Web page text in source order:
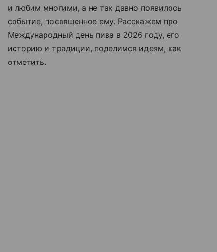
и любим многими, а не так давно появилось
событие, посвященное ему. Расскажем про
Международный день пива в 2026 году, его
историю и традиции, поделимся идеям, как
отметить.